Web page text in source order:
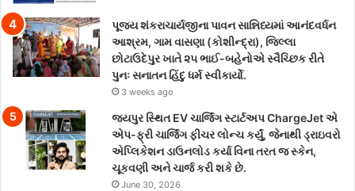
પૂજ્ય શંકરાચાર્યજીના પાવન સાન્નિધ્યમાં આનંદવર્ધન
આશ્રમ, ગામ વાસણા (કોશીન્દ્રા), જિલ્લા
છોટાઉદેપુર ખાતે ૨૫ ભાઈ-બહેનોએ સ્વૈચ્છિક રીતે
પુનઃ સનાતન હિંદુ ધર્મ સ્વીકાર્યો.
3 weeks ago
જયપુર સ્થિત EV ચાર્જિંગ સ્ટાર્ટઅપ ChargeJet એ
એપ-ફ્રી ચાર્જિંગ ફીચર લોન્ચ કર્યું, જેનાથી ડ્રાઇવરો
એપ્લિકેશન ડાઉનલોડ કર્યા વિના તરત જ સ્કેન,
ચૂકવણી અને ચાર્જ કરી શકે છે.
June 30, 2026